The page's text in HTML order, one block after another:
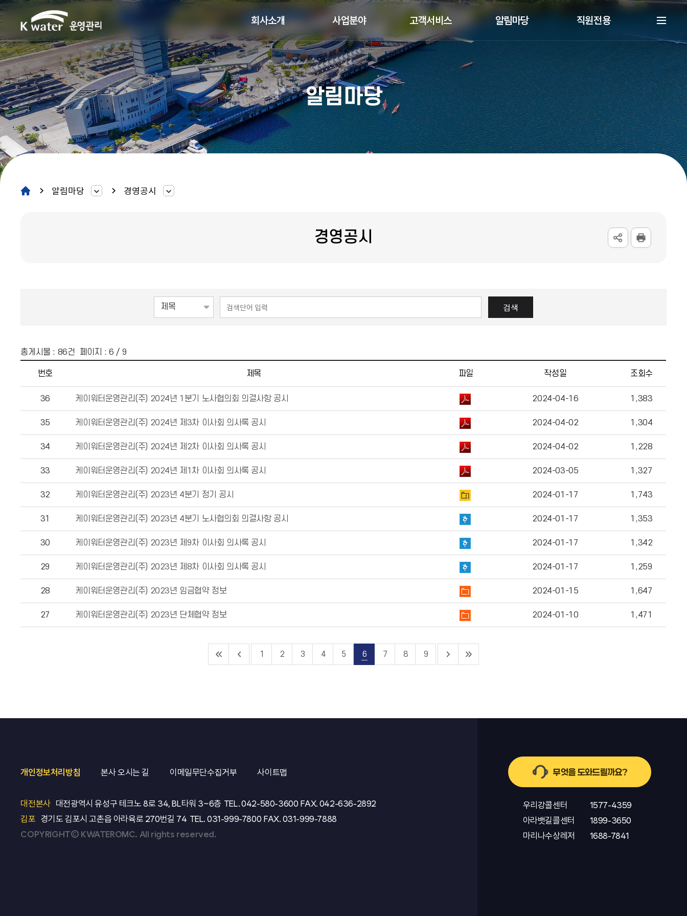
회사소개 사업분야 고객서비스 알림마당 직원전용
알림마당
알림마당 경영공시
경영공시
검색
총게시물 : 86건 페이지 :6 / 9
번호 제목 파일 작성일 조회수
36 케이워터운영관리(주) 2024년 1분기 노사협의회 의결사항 공시 2024-04-16 1,383
35 케이워터운영관리(주) 2024년 제3차 이사회 의사록 공시 2024-04-02 1,304
34 케이워터운영관리(주) 2024년 제2차 이사회 의사록 공시 2024-04-02 1,228
33 케이워터운영관리(주) 2024년 제1차 이사회 의사록 공시 2024-03-05 1,327
32 케이워터운영관리(주) 2023년 4분기 정기 공시 2024-01-17 1,743
31 케이워터운영관리(주) 2023년 4분기 노사협의회 의결사항 공시 2024-01-17 1,353
30 케이워터운영관리(주) 2023년 제9차 이사회 의사록 공시 2024-01-17 1,342
29 케이워터운영관리(주) 2023년 제8차 이사회 의사록 공시 2024-01-17 1,259
28 케이워터운영관리(주) 2023년 임금협약 정보 2024-01-15 1,647
27 케이워터운영관리(주) 2023년 단체협약 정보 2024-01-10 1,471
1 2 3 4 5 6 7 8 9
개인정보처리방침 본사 오시는 길 이메일무단수집거부 사이트맵 무엇을 도와드릴까요?
우리강콜센터
1577-4359
아라뱃길콜센터
1899-3650
마리나수상레저
1688-7841
대전본사 대전광역시 유성구 테크노 8로 34, BL타워 3~6층 TEL.042-580-3600 FAX. 042-636-2892
김포 경기도 김포시 고촌읍 아라육로 270번길 74 TEL. 031-999-7800 FAX. 031-999-7888
COPYRIGHT© KWATEROMC. All rights reserved.